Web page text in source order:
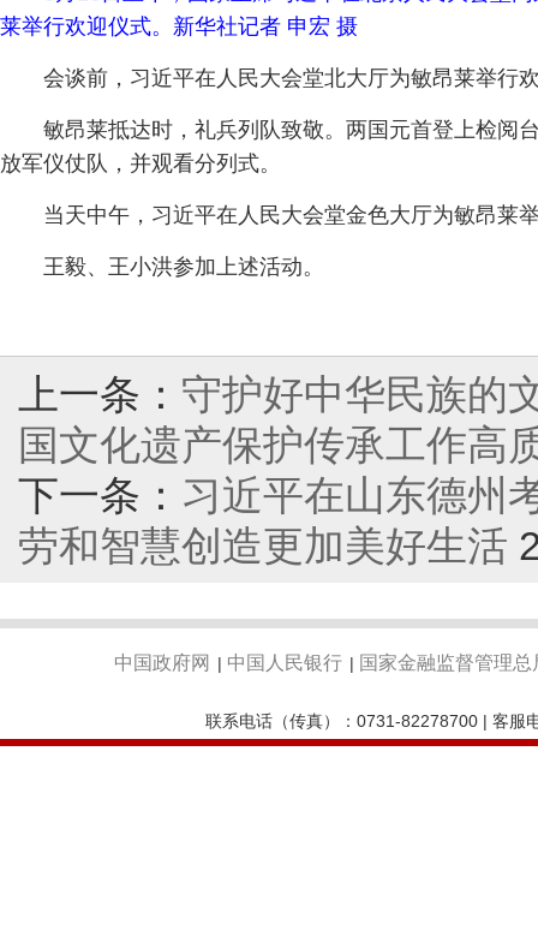
莱举行欢迎仪式。新华社记者 申宏 摄
会谈前，习近平在人民大会堂北大厅为敏昂莱举行
敏昂莱抵达时，礼兵列队致敬。两国元首登上检阅
放军仪仗队，并观看分列式。
当天中午，习近平在人民大会堂金色大厅为敏昂莱
王毅、王小洪参加上述活动。
上一条： 守护好中华民族的
国文化遗产保护传承工作高
下一条： 习近平在山东德州
劳和智慧创造更加美好生活
中国政府网 | 中国人民银行 | 国家金融监督管理总
联系电话（传真）：0731-82278700 | 客服